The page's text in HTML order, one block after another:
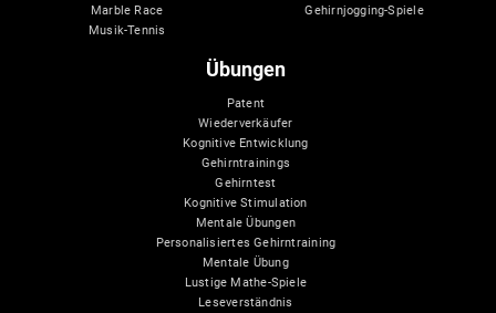
Marble Race
Musik-Tennis
Gehirnjogging-Spiele
Übungen
Patent
Wiederverkäufer
Kognitive Entwicklung
Gehirntrainings
Gehirntest
Kognitive Stimulation
Mentale Übungen
Personalisiertes Gehirntraining
Mentale Übung
Lustige Mathe-Spiele
Leseverständnis